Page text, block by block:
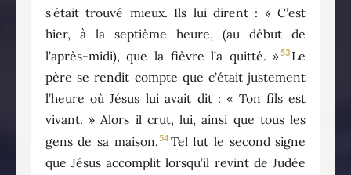
s’était trouvé mieux. Ils lui dirent : « C’est
hier, à la septième heure, (au début de
l’après-midi), que la fièvre l’a quitté. »53 Le
père se rendit compte que c’était justement
l’heure où Jésus lui avait dit : « Ton fils est
vivant. » Alors il crut, lui, ainsi que tous les
gens de sa maison.54 Tel fut le second signe
que Jésus accomplit lorsqu’il revint de Judée